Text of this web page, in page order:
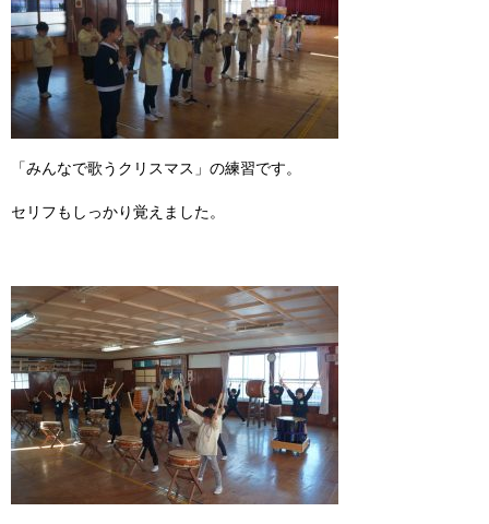
「みんなで歌うクリスマス」の練習です。
セリフもしっかり覚えました。